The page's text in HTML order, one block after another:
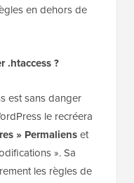
en dehors de
.htaccess ?
est sans danger
le recréera
» Permalienset
». Sa
les règles de